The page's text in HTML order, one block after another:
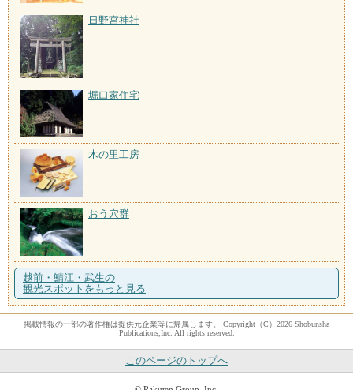
日野宮神社
堀口家住宅
木の里工房
おう穴群
越前・鯖江・武生の
観光スポットをもっと見る
掲載情報の一部の著作権は提供元企業等に帰属します。 Copyright（C）2026 Shobunsha
Publications,Inc. All rights reserved.
このページのトップへ